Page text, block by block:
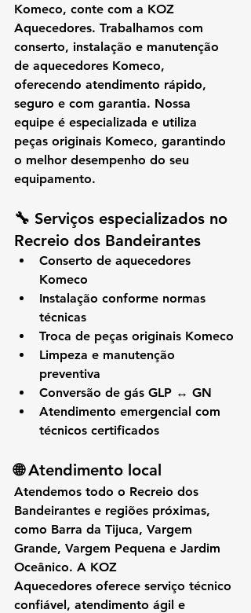
Komeco, conte com a KOZ
Aquecedores. Trabalhamos com
conserto, instalação e manutenção
de aquecedores Komeco,
oferecendo atendimento rápido,
seguro e com garantia. Nossa
equipe é especializada e utiliza
peças originais Komeco, garantindo
o melhor desempenho do seu
equipamento.
🔧 Serviços especializados no
Recreio dos Bandeirantes
Conserto de aquecedores
Komeco
Instalação conforme normas
técnicas
Troca de peças originais Komeco
Limpeza e manutenção
preventiva
Conversão de gás GLP ↔ GN
Atendimento emergencial com
técnicos certificados
🌐 Atendimento local
Atendemos todo o Recreio dos
Bandeirantes e regiões próximas,
como Barra da Tijuca, Vargem
Grande, Vargem Pequena e Jardim
Oceânico. A KOZ
Aquecedores oferece serviço técnico
confiável, atendimento ágil e